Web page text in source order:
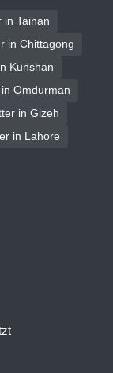
Tainan
Chittagong
Kunshan
Omdurman
in Gizeh
in Lahore